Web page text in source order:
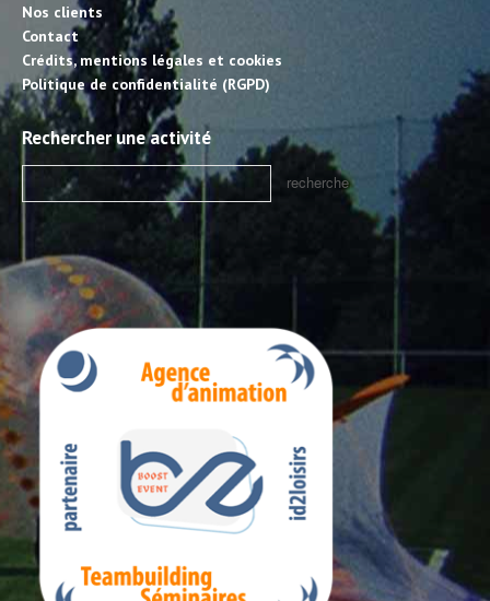
Nos clients
Contact
Crédits, mentions légales et cookies
Politique de confidentialité (RGPD)
Rechercher une activité